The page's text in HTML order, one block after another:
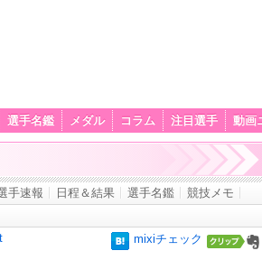
選手名鑑 メダル コラム 注目選手 動画
手速報 日程＆結果 選手名鑑
競技メモ
mixiチェック